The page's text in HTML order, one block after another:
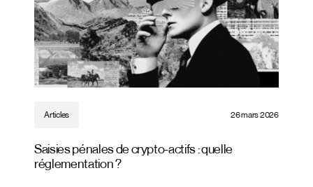
Articles 26 mars 2026
Saisies pénales de crypto-actifs : quelle
réglementation ?